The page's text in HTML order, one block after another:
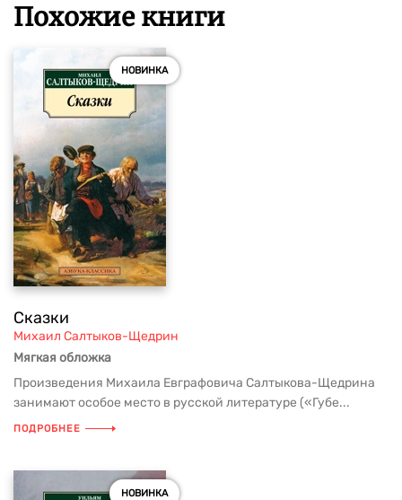
Похожие книги
НОВИНКА
Сказки
Михаил Салтыков-Щедрин
Мягкая обложка
Произведения Михаила Евграфовича Салтыкова-Щедрина
занимают особое место в русской литературе («Губе...
ПОДРОБНЕЕ
НОВИНКА